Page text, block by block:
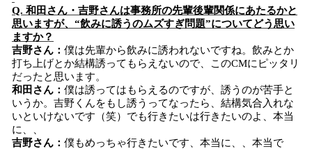
Q. 和田さん・吉野さんは事務所の先輩後輩関係にあたるかと
思いますが、“飲みに誘うのムズすぎ問題”についてどう思い
ますか？
吉野さん： 僕は先輩から飲みに誘われないですね。飲みとか
打ち上げとか結構誘ってもらえないので、このCMにピッタリ
だったと思います。
和田さん： 僕は誘ってはもらえるのですが、誘うのが苦手と
いうか。吉野くんをもし誘うってなったら、結構気合入れな
いといけないです（笑）でも行きたいは行きたいのよ、本当
に、、
吉野さん： 僕もめっちゃ行きたいです、本当に、、本当で